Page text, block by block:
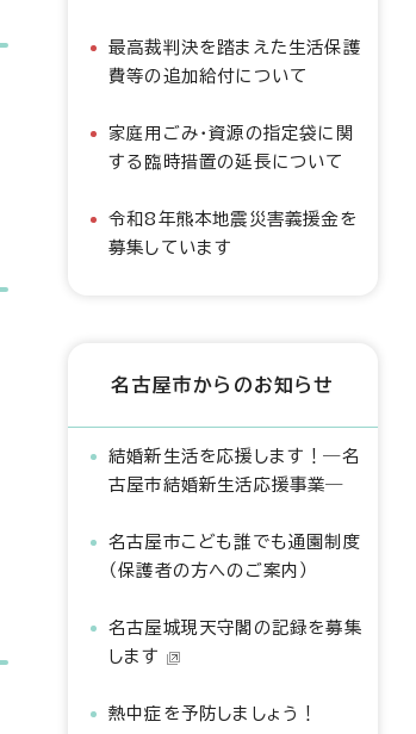
最高裁判決を踏まえた生活保護
費等の追加給付について
家庭用ごみ・資源の指定袋に関
する臨時措置の延長について
令和8年熊本地震災害義援金を
募集しています
名古屋市からのお知らせ
結婚新生活を応援します！―名
古屋市結婚新生活応援事業―
名古屋市こども誰でも通園制度
（保護者の方へのご案内）
名古屋城現天守閣の記録を募集
します
熱中症を予防しましょう！